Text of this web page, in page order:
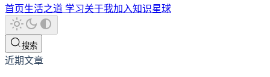
首页生活之道 学习关于我加入知识星球
搜索
近期文章